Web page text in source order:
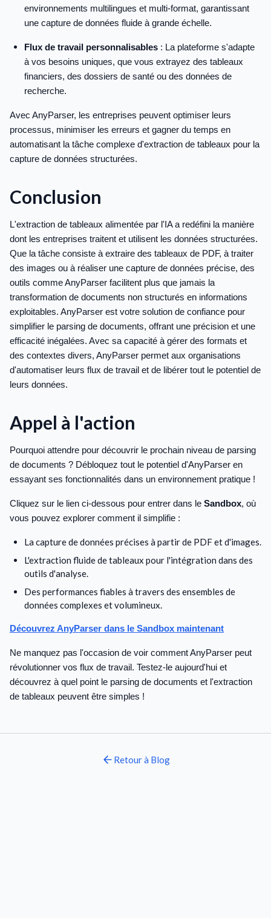
environnements multilingues et multi-format, garantissant
une capture de données fluide à grande échelle.
Flux de travail personnalisables : La plateforme s'adapte
à vos besoins uniques, que vous extrayez des tableaux
financiers, des dossiers de santé ou des données de
recherche.
Avec AnyParser, les entreprises peuvent optimiser leurs
processus, minimiser les erreurs et gagner du temps en
automatisant la tâche complexe d'extraction de tableaux pour la
capture de données structurées.
Conclusion
L'extraction de tableaux alimentée par l'IA a redéfini la manière
dont les entreprises traitent et utilisent les données structurées.
Que la tâche consiste à extraire des tableaux de PDF, à traiter
des images ou à réaliser une capture de données précise, des
outils comme AnyParser facilitent plus que jamais la
transformation de documents non structurés en informations
exploitables. AnyParser est votre solution de confiance pour
simplifier le parsing de documents, offrant une précision et une
efficacité inégalées. Avec sa capacité à gérer des formats et
des contextes divers, AnyParser permet aux organisations
d'automatiser leurs flux de travail et de libérer tout le potentiel de
leurs données.
Appel à l'action
Pourquoi attendre pour découvrir le prochain niveau de parsing
de documents ? Débloquez tout le potentiel d'AnyParser en
essayant ses fonctionnalités dans un environnement pratique !
Cliquez sur le lien ci-dessous pour entrer dans le Sandbox, où
vous pouvez explorer comment il simplifie :
La capture de données précises à partir de PDF et d'images.
L'extraction fluide de tableaux pour l'intégration dans des
outils d'analyse.
Des performances fiables à travers des ensembles de
données complexes et volumineux.
Découvrez AnyParser dans le Sandbox maintenant
Ne manquez pas l'occasion de voir comment AnyParser peut
révolutionner vos flux de travail. Testez-le aujourd'hui et
découvrez à quel point le parsing de documents et l'extraction
de tableaux peuvent être simples !
Retour à Blog